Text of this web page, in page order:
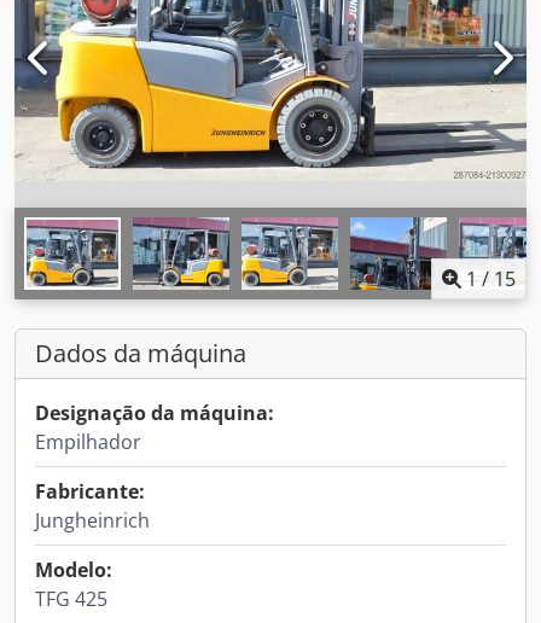
1 / 15
Dados da máquina
Designação da máquina:
Empilhador
Fabricante:
Jungheinrich
Modelo:
TFG 425